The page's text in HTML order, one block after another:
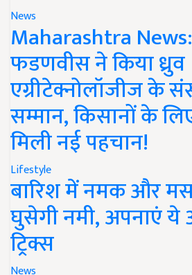
News
Maharashtra
फडणवीस ने किया ध्रुव
एग्रीटेक्नोलॉजीज के
सम्मान, किसानों के
मिली नई पहचान!
Lifestyle
बारिश में नमक और
घुसेगी नमी, अपनाएं
ट्रिक्स
News